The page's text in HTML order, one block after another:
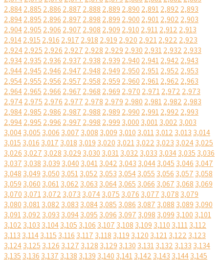
2,8842,885 2,886 2,887 2,888 2,889 2,890 2,8912,892 2,893
2,8942,895 2,896 2,897 2,898 2,899 2,900 2,9012,902 2,903
2,9042,905 2,906 2,907 2,908 2,909 2,910 2,9112,912 2,913
2,9142,915 2,916 2,917 2,918 2,919 2,920 2,9212,922 2,923
2,9242,925 2,926 2,927 2,928 2,929 2,930 2,9312,932 2,933
2,9342,935 2,936 2,937 2,938 2,939 2,940 2,9412,942 2,943
2,9442,945 2,946 2,947 2,948 2,949 2,950 2,9512,952 2,953
2,9542,955 2,956 2,957 2,958 2,959 2,960 2,9612,962 2,963
2,9642,965 2,966 2,967 2,968 2,969 2,970 2,9712,972 2,973
2,9742,975 2,976 2,977 2,978 2,979 2,980 2,9812,982 2,983
2,9842,985 2,986 2,987 2,988 2,989 2,990 2,9912,992 2,993
2,9942,995 2,996 2,997 2,998 2,999 3,000 3,0013,002 3,003
3,0043,005 3,006 3,007 3,008 3,009 3,010 3,0113,012 3,013 3,014
3,015 3,016 3,017 3,018 3,019 3,020 3,0213,022 3,023 3,0243,025
3,026 3,027 3,028 3,029 3,030 3,0313,032 3,033 3,0343,035 3,036
3,037 3,038 3,039 3,040 3,0413,042 3,043 3,0443,045 3,046 3,047
3,048 3,049 3,050 3,0513,052 3,053 3,0543,055 3,056 3,057 3,058
3,059 3,060 3,0613,062 3,063 3,0643,065 3,066 3,067 3,068 3,069
3,070 3,0713,072 3,073 3,0743,075 3,076 3,077 3,078 3,079
3,080 3,0813,082 3,083 3,0843,085 3,086 3,087 3,088 3,089 3,090
3,0913,092 3,093 3,0943,095 3,096 3,097 3,098 3,099 3,100 3,101
3,102 3,103 3,1043,105 3,106 3,107 3,108 3,109 3,110 3,1113,112
3,113 3,1143,115 3,116 3,117 3,118 3,119 3,120 3,1213,122 3,123
3,1243,125 3,126 3,127 3,128 3,129 3,130 3,1313,132 3,133 3,134
3,135 3,136 3,137 3,138 3,139 3,140 3,1413,142 3,143 3,1443,145